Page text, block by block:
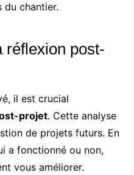
du chantier.
réflexion post-
il est crucial
projet. Cette analyse
de projets futurs. En
a fonctionné ou non,
vous améliorer.